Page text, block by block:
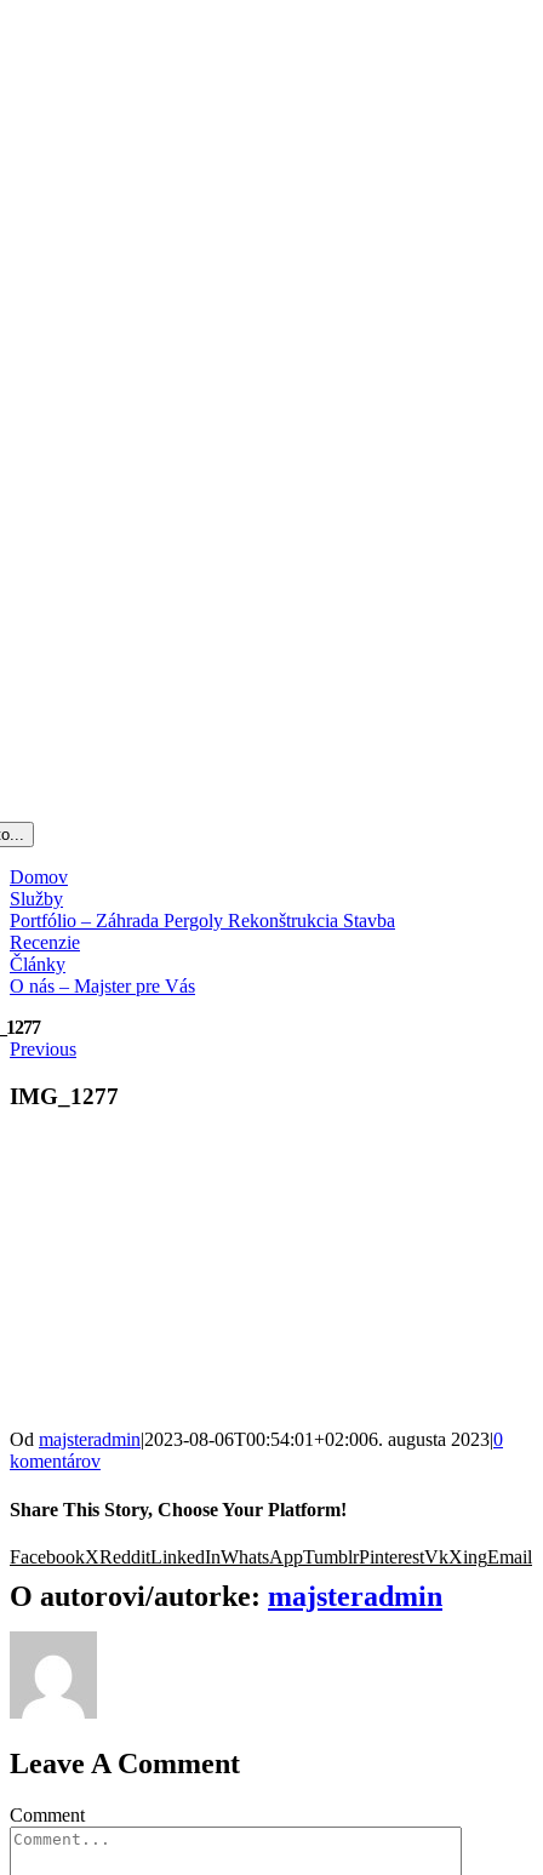
Domov
Služby
Portfólio – Záhrada Pergoly Rekonštrukcia Stavba
Recenzie
Články
O nás – Majster pre Vás
Previous
IMG_1277
Od majsteradmin|2023-08-06T00:54:01+02:006. augusta 2023|0
komentárov
Share This Story, Choose Your Platform!
FacebookXRedditLinkedInWhatsAppTumblrPinterestVkXingEmail
O autorovi/autorke: majsteradmin
Leave A Comment
Comment